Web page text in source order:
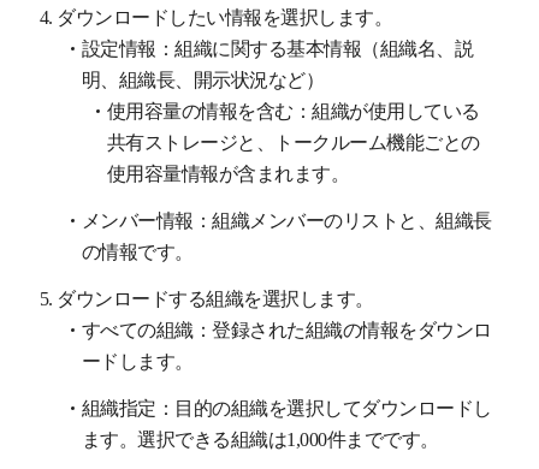
ダウンロードしたい情報を選択します。
設定情報：組織に関する基本情報（組織名、説
明、組織長、開示状況など）
使用容量の情報を含む：組織が使用している
共有ストレージと、トークルーム機能ごとの
使用容量情報が含まれます。
メンバー情報：組織メンバーのリストと、組織長
の情報です。
ダウンロードする組織を選択します。
すべての組織：登録された組織の情報をダウンロ
ードします。
組織指定：目的の組織を選択してダウンロードし
ます。選択できる組織は1,000件までです。